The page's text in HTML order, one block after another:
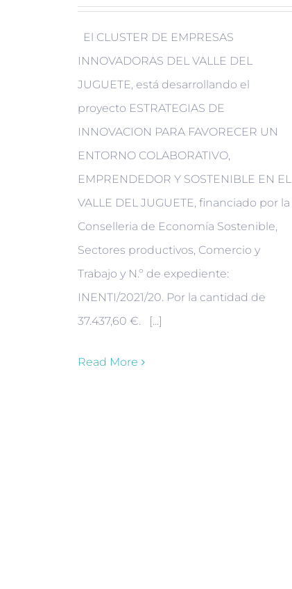
El CLUSTER DE EMPRESAS
INNOVADORAS DEL VALLE DEL
JUGUETE, está desarrollando el
proyecto ESTRATEGIAS DE
INNOVACION PARA FAVORECER UN
ENTORNO COLABORATIVO,
EMPRENDEDOR Y SOSTENIBLE EN EL
VALLE DEL JUGUETE, financiado por la
Conselleria de Economía Sostenible,
Sectores productivos, Comercio y
Trabajo y N.º de expediente:
INENTI/2021/20. Por la cantidad de
37.437,60 €. [...]
Read More